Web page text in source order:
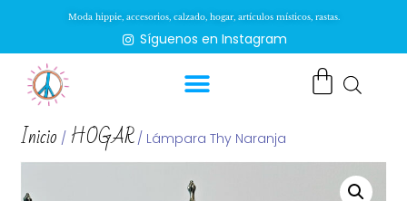
Moda hippie, accesorios, calzado, hogar, artículos místicos, rastas.
Síguenos en Instagram
Inicio / HOGAR/ Lámpara Thy Naranja